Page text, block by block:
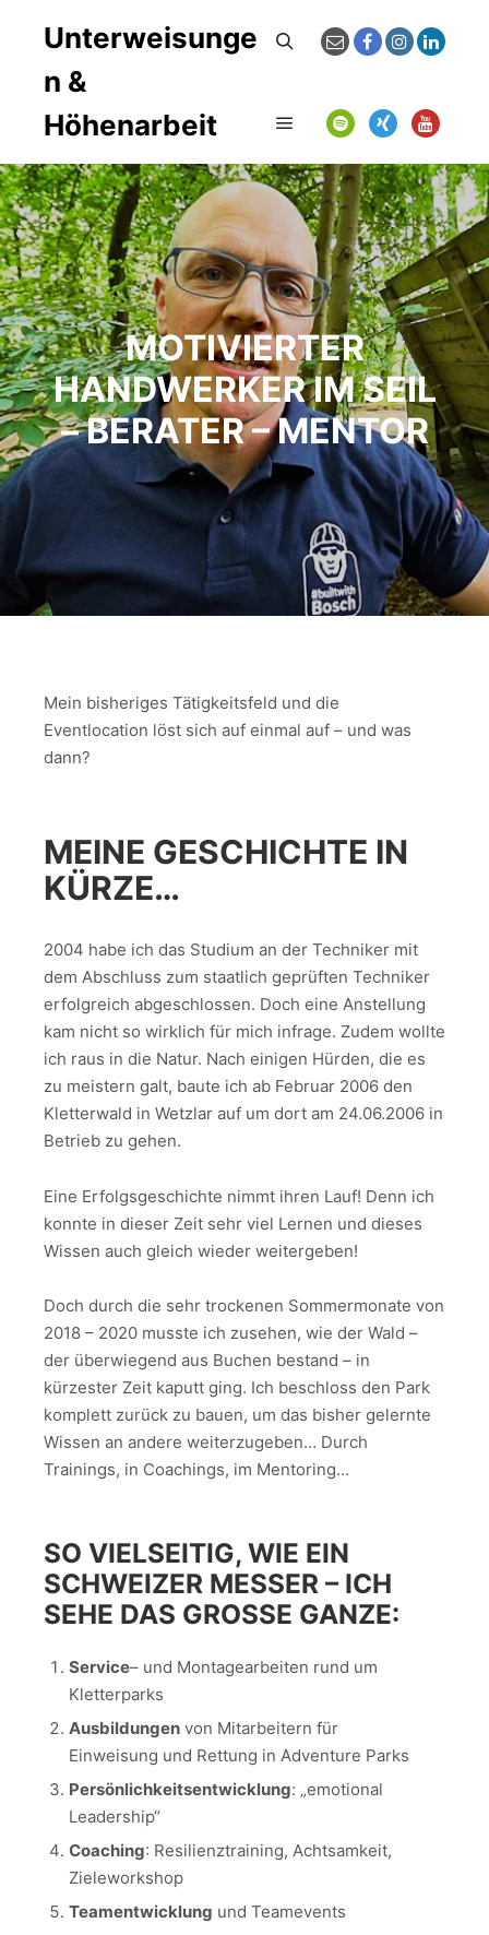
Unterweisunge
n &
Höhenarbeit
MOTIVIERTER
HANDWERKER IM SEIL
– BERATER – MENTOR
Mein bisheriges Tätigkeitsfeld und die
Eventlocation löst sich auf einmal auf – und was
dann?
MEINE GESCHICHTE IN
KÜRZE…
2004 habe ich das Studium an der Techniker mit
dem Abschluss zum staatlich geprüften Techniker
erfolgreich abgeschlossen. Doch eine Anstellung
kam nicht so wirklich für mich infrage. Zudem wollte
ich raus in die Natur. Nach einigen Hürden, die es
zu meistern galt, baute ich ab Februar 2006 den
Kletterwald in Wetzlar auf um dort am 24.06.2006 in
Betrieb zu gehen.
Eine Erfolgsgeschichte nimmt ihren Lauf! Denn ich
konnte in dieser Zeit sehr viel Lernen und dieses
Wissen auch gleich wieder weitergeben!
Doch durch die sehr trockenen Sommermonate von
2018 – 2020 musste ich zusehen, wie der Wald –
der überwiegend aus Buchen bestand – in
kürzester Zeit kaputt ging. Ich beschloss den Park
komplett zurück zu bauen, um das bisher gelernte
Wissen an andere weiterzugeben… Durch
Trainings, in Coachings, im Mentoring…
SO VIELSEITIG, WIE EIN
SCHWEIZER MESSER – ICH
SEHE DAS GROSSE GANZE:
Service– und Montagearbeiten rund um
Kletterparks
Ausbildungenvon Mitarbeitern für
Einweisung und Rettung in Adventure Parks
Persönlichkeitsentwicklung: „emotional
Leadership“
Coaching: Resilienztraining, Achtsamkeit,
Zieleworkshop
Teamentwicklung und Teamevents